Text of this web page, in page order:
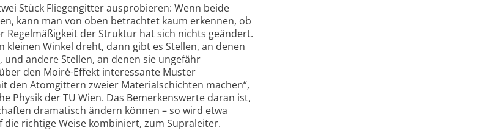
Stück Fliegengitter ausprobieren: Wenn beide
kann man von oben betrachtet kaum erkennen, ob
Regel­mäßigkeit der Struktur hat sich nichts geändert.
Winkel dreht, dann gibt es Stellen, an denen
andere Stellen, an denen sie ungefähr
den Moiré-Effekt interes­sante Muster
den Atomgittern zweier Materialschichten machen“,
Physik der TU Wien. Das Bemerkens­werte daran ist,
dramatisch ändern können – so wird etwa
richtige Weise kombiniert, zum Supraleiter.